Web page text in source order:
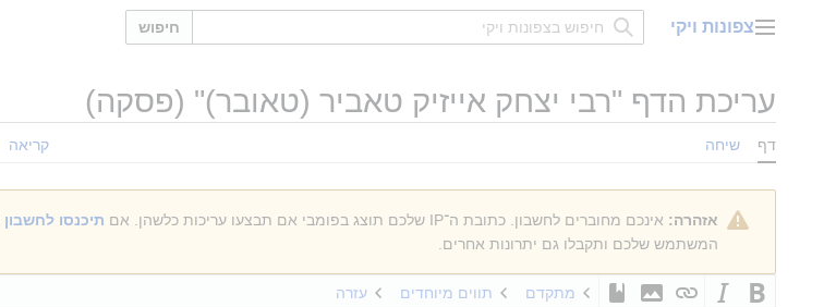
תפריט ראשי
צפונות ויקי חיפוש
עריכת הדף "רבי יצחק אייזיק טאביר (טאובר)" (פסקה)
דף שיחה קריאה
אזהרה: אינכם מחוברים לחשבון. כתובת ה־IP שלכם תוצג בפומבי אם תבצעו עריכות כלשהן. אם תיכנסו לחשבון
המשתמש שלכם ותקבלו גם יתרונות אחרים.
מתקדם תווים מיוחדים עזרה